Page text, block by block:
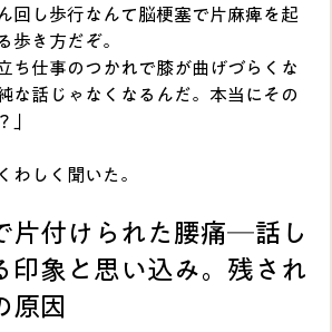
回し歩行なんて脳梗塞で片麻痺を起
歩き方だぞ。
ち仕事のつかれで膝が曲げづらくな
な話じゃなくなるんだ。本当にその
」
わしく聞いた。
片付けられた腰痛─話し
印象と思い込み。残され
原因